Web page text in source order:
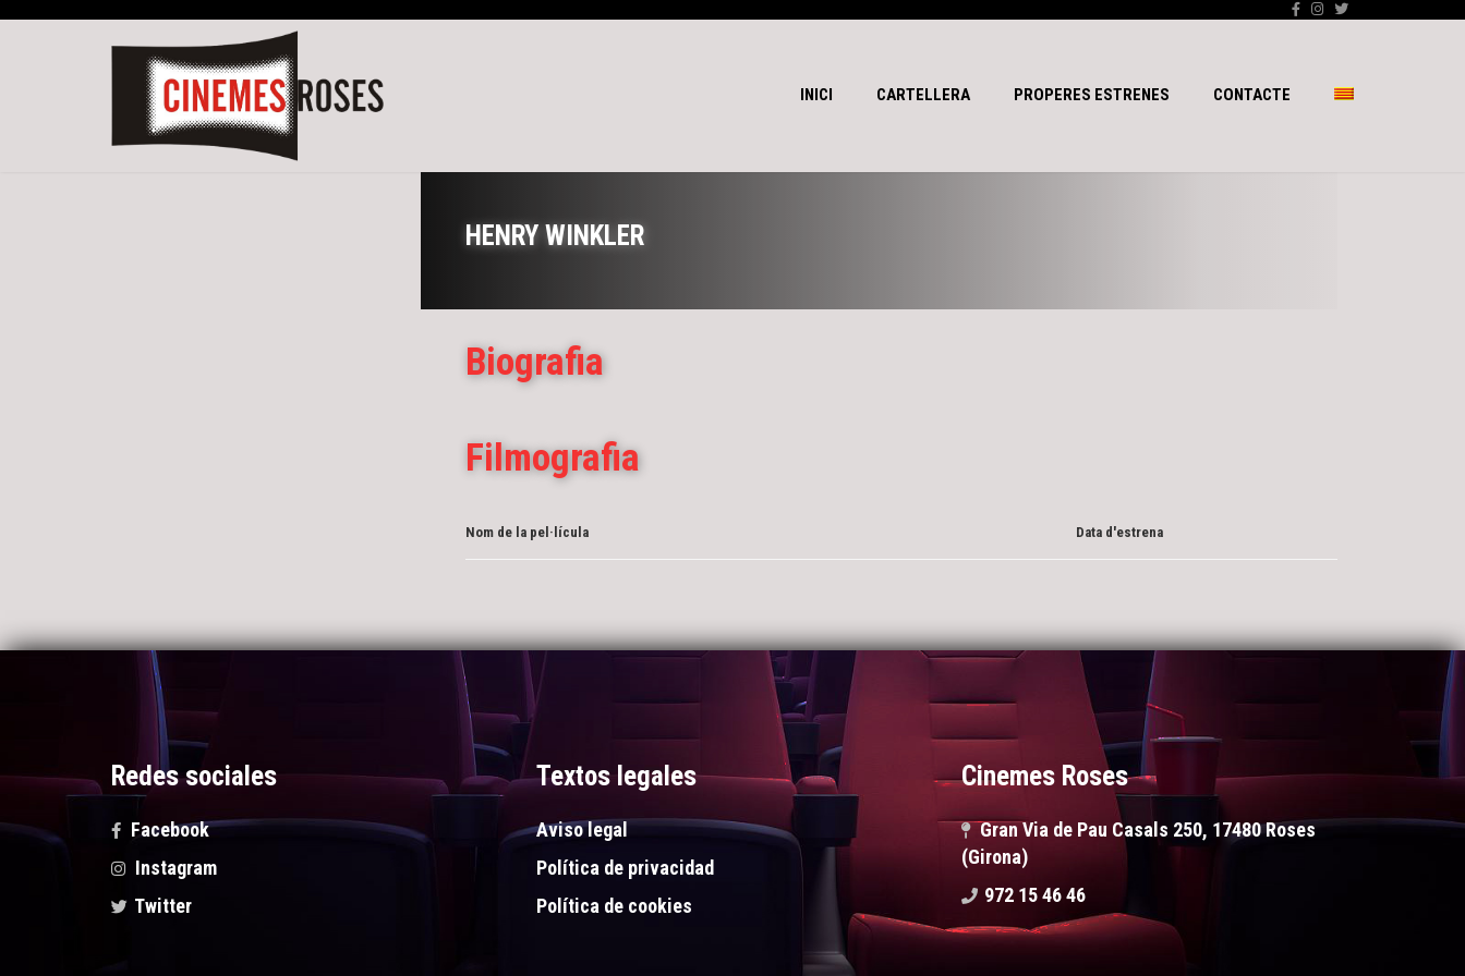
INICI CARTELLERA PROPERES ESTRENES CONTACTE
HENRY WINKLER
Biografia
Filmografia
Nom de la pel·lícula Data d'estrena
Redes sociales
Facebook
Instagram
Twitter
Textos legales
Aviso legal
Política de privacidad
Política de cookies
Cinemes Roses
Gran Via de Pau Casals 250, 17480 Roses
(Girona)
972 15 46 46